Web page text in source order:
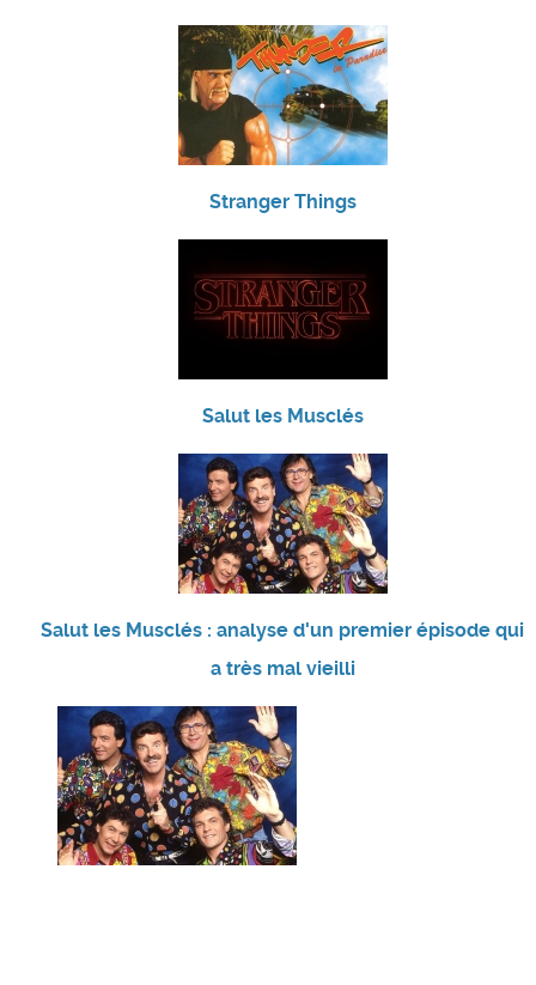
Stranger Things
Salut les Musclés
Salut les Musclés : analyse d'un premier épisode qui
a très mal vieilli